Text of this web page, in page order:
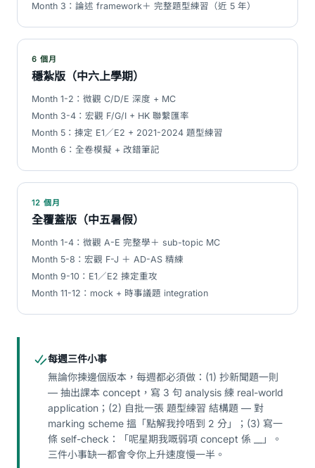
Month 3：論述 framework＋ 完整題型練習（近 5 年）
6 個月
穩紮版（中六上學期）
Month 1-2：微觀 C/D/E 深度 + MC
Month 3-4：宏觀 F/G/I + HK 聯繫匯率
Month 5：揀定 E1／E2 + 2021-2024 題型練習
Month 6：全卷模擬 + 改錯筆記
12 個月
全覆蓋版（中五暑假）
Month 1-4：微觀 A-E 完整學＋ sub-topic MC
Month 5-8：宏觀 F-J ＋ AD-AS 精練
Month 9-10：E1／E2 揀定重攻
Month 11-12：mock + 時事議題 integration
每週三件小事
無論你揀邊個版本，每週都必須做：(1) 抄新聞題一則
— 抽出課本 concept，寫 3 句 analysis 練 real-world
application；(2) 自批一張 題型練習 結構題 — 對
marking scheme 搵「點解我拎唔到 2 分」；(3) 寫一
條 self-check：「呢星期我嘅弱項 concept 係 __」。
三件小事缺一都會令你上升速度慢一半。